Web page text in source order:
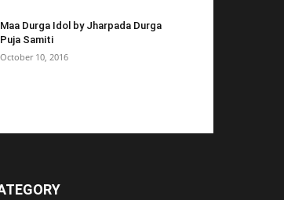
Maa Durga Idol by Jharpada Durga
Puja Samiti
October 10, 2016